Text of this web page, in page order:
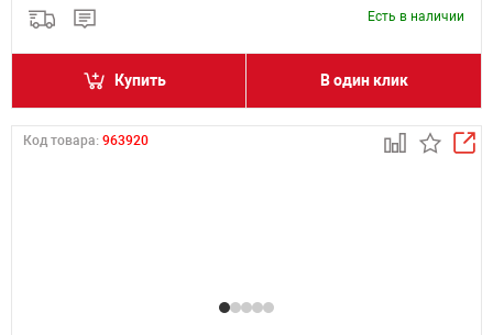
Есть в наличии
Купить В один клик
Код товара: 963920